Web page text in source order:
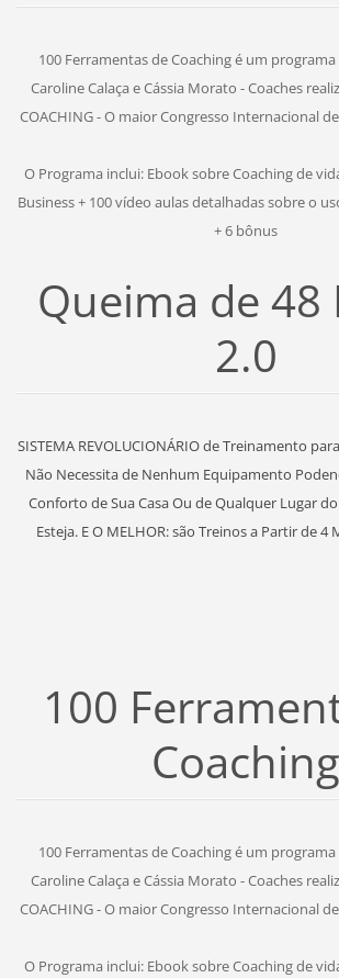
100 Ferramentas de Coaching é um
Caroline Calaça e Cássia Morato - Coaches
COACHING - O maior Congresso Internacional
O Programa inclui: Ebook sobre Coaching de
Business + 100 vídeo aulas detalhadas sobre o
+ 6 bônus
Queima de 48
2.0
SISTEMA REVOLUCIONÁRIO de Treinamento
Não Necessita de Nenhum Equipamento
Conforto de Sua Casa Ou de Qualquer Lugar
Esteja. E O MELHOR: são Treinos a Partir de 4
100
Coaching
100 Ferramentas de Coaching é um
Caroline Calaça e Cássia Morato - Coaches
COACHING - O maior Congresso Internacional
O Programa inclui: Ebook sobre Coaching de